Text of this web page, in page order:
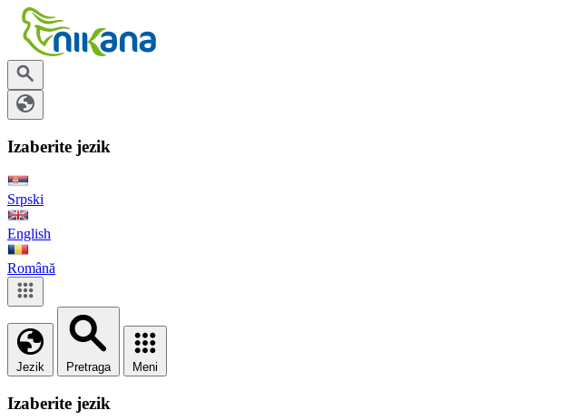
Izaberite jezik
Srpski
English
Română
Jezik Pretraga Meni
Izaberite jezik